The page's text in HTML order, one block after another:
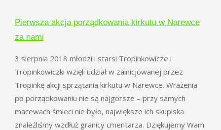
w
Puszczy”"
Pierwsza akcja porządkowania kirkutu w Narewce
za nami
3 sierpnia 2018 młodzi i starsi Tropinkowicze i
Tropinkowiczki wzięli udział w zainicjowanej przez
Tropinkę akcji sprzątania kirkutu w Narewce. Wrażenia
po porządkowaniu nie są najgorsze – przy samych
macewach śmieci nie było, największe ich skupiska
znaleźliśmy wzdłuż granicy cmentarza. Dziękujemy Wam